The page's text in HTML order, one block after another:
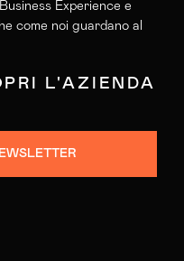
Experience e
come noi guardano al
L'AZIENDA